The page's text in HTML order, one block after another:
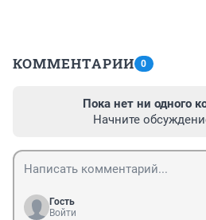
КОММЕНТАРИИ 0
Пока нет ни одного
Начните
Гость
Войти